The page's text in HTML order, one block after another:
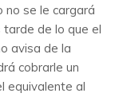
no se le cargará
tarde de lo que el
avisa de la
cobrarle un
equivalente al